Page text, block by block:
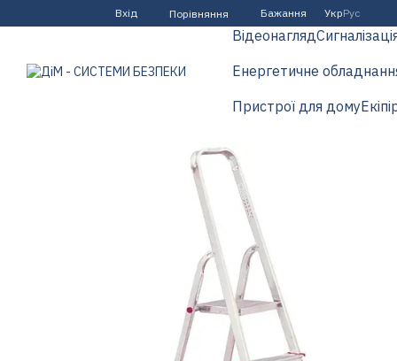
Перейти до основного контенту
Вхід Порівняння Бажання УкрРус
Відеонагляд
Енергетичне
Пристрої для дому